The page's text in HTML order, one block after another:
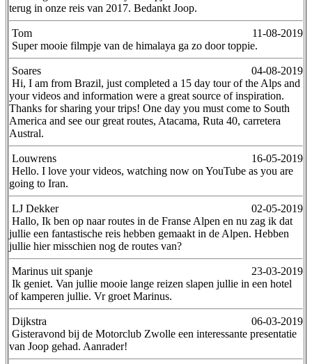
terug in onze reis van 2017. Bedankt Joop.
Tom
11-08-2019
Super mooie filmpje van de himalaya ga zo door toppie.
Soares
04-08-2019
Hi, I am from Brazil, just completed a 15 day tour of the Alps and
your videos and information were a great source of inspiration.
Thanks for sharing your trips! One day you must come to South
America and see our great routes, Atacama, Ruta 40, carretera
Austral.
Louwrens
16-05-2019
Hello. I love your videos, watching now on YouTube as you are
going to Iran.
LJ Dekker
02-05-2019
Hallo, Ik ben op naar routes in de Franse Alpen en nu zag ik dat
jullie een fantastische reis hebben gemaakt in de Alpen. Hebben
jullie hier misschien nog de routes van?
Marinus uit spanje
23-03-2019
Ik geniet. Van jullie mooie lange reizen slapen jullie in een hotel
of kamperen jullie. Vr groet Marinus.
Dijkstra
06-03-2019
Gisteravond bij de Motorclub Zwolle een interessante presentatie
van Joop gehad. Aanrader!